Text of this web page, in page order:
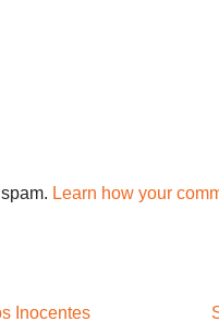
Learn how your
Inocentes